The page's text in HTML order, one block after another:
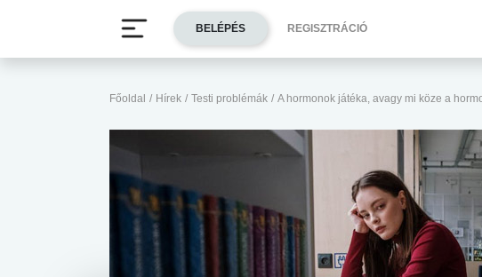
Főoldal / Hírek / Testi problémák / A hormonok játéka, avagy mi köze a
BELÉPÉS REGISZTRÁCIÓ